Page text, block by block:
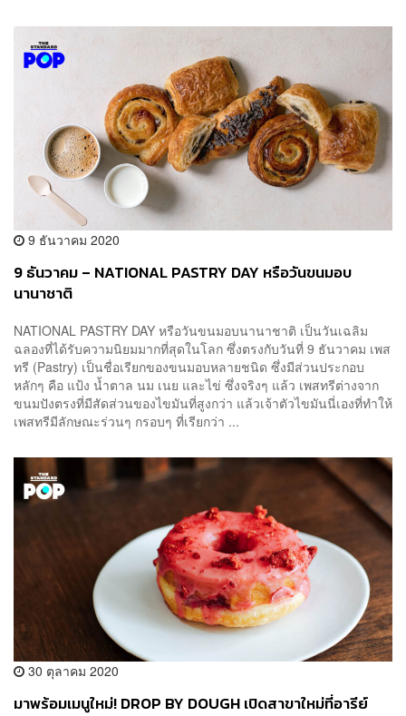
9 ธันวาคม 2020
9 ธันวาคม – NATIONAL PASTRY DAY หรือวันขนมอบ
นานาชาติ
NATIONAL PASTRY DAY หรือวันขนมอบนานาชาติ เป็นวันเฉลิม
ฉลองที่ได้รับความนิยมมากที่สุดในโลก ซึ่งตรงกับวันที่ 9 ธันวาคม เพส
ทรี (Pastry) เป็นชื่อเรียกของขนมอบหลายชนิด ซึ่งมีส่วนประกอบ
หลักๆ คือ แป้ง น้ำตาล นม เนย และไข่ ซึ่งจริงๆ แล้ว เพสทรีต่างจาก
ขนมปังตรงที่มีสัดส่วนของไขมันที่สูงกว่า แล้วเจ้าตัวไขมันนี่เองที่ทำให้
เพสทรีมีลักษณะร่วนๆ กรอบๆ ที่เรียกว่า ...
30 ตุลาคม 2020
มาพร้อมเมนูใหม่! DROP BY DOUGH เปิดสาขาใหม่ที่อารีย์